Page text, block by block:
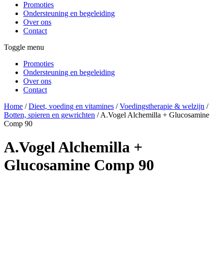
Promoties
Ondersteuning en begeleiding
Over ons
Contact
Toggle menu
Promoties
Ondersteuning en begeleiding
Over ons
Contact
Home / Dieet, voeding en vitamines / Voedingstherapie & welzijn /
Botten, spieren en gewrichten / A.Vogel Alchemilla + Glucosamine
Comp 90
A.Vogel Alchemilla +
Glucosamine Comp 90